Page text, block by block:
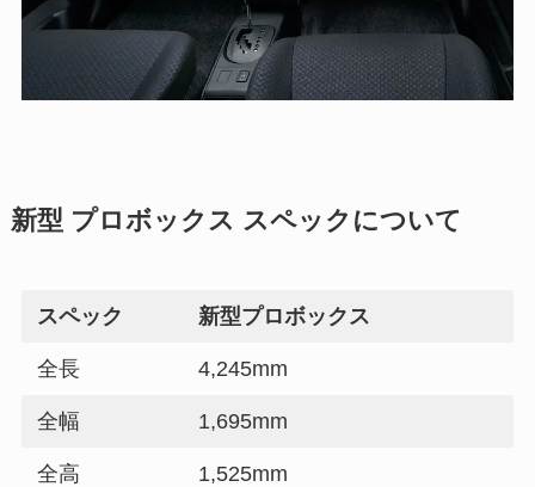
新型 プロボックス スペックについて
スペック 新型プロボックス
全長 4,245mm
全幅 1,695mm
全高 1,525mm